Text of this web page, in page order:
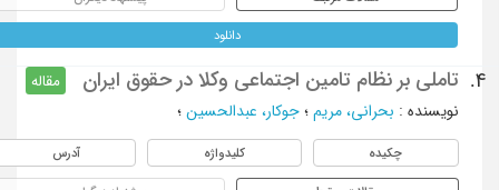
دانلود
4. تاملی بر نظام تامین اجتماعی وکلا در حقوق ایران
مقاله
نویسنده: بحرانی، مریم؛ جوکار، عبدالحسین؛
چکیده کلیدواژه آدرس